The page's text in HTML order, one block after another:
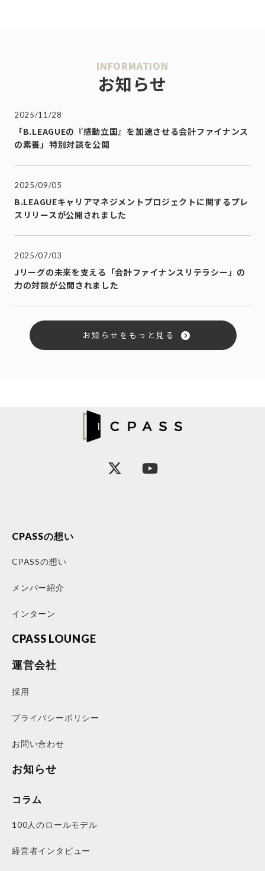
INFORMATION
お知らせ
2025/11/28
「B.LEAGUEの『感動立国』を加速させる会計ファイナンス
の素養」特別対談を公開
2025/09/05
B.LEAGUEキャリアマネジメントプロジェクトに関するプレ
スリリースが公開されました
2025/07/03
Jリーグの未来を支える「会計ファイナンスリテラシー」の
力の対談が公開されました
お知らせをもっと見る
CPASSの想い
CPASSの想い
メンバー紹介
インターン
CPASS LOUNGE
運営会社
採用
プライバシーポリシー
お問い合わせ
お知らせ
コラム
100人のロールモデル
経営者インタビュー